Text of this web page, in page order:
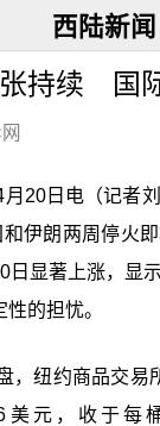
西陆新闻
持续 国
月20日电（记者
和伊朗两周停火
日显著上涨，显
的担忧。
，纽约商品交易
美元，收于每